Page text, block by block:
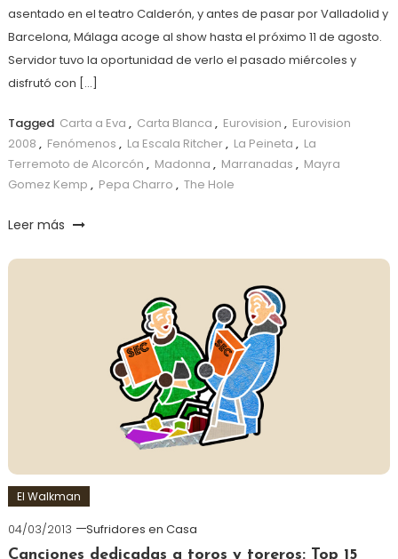
asentado en el teatro Calderón, y antes de pasar por Valladolid y
Barcelona, Málaga acoge al show hasta el próximo 11 de agosto.
Servidor tuvo la oportunidad de verlo el pasado miércoles y
disfrutó con […]
Tagged Carta a Eva , Carta Blanca , Eurovision , Eurovision
2008 , Fenómenos , La Escala Ritcher, La Peineta , La
Terremoto de Alcorcón , Madonna , Marranadas , Mayra
Gomez Kemp , Pepa Charro , The Hole
Leer más
El Walkman
04/03/2013
Sufridores en Casa
Canciones dedicadas a toros y toreros: Top 15